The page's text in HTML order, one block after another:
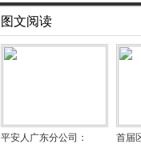
图文阅读
平安人广东分公司： 首届